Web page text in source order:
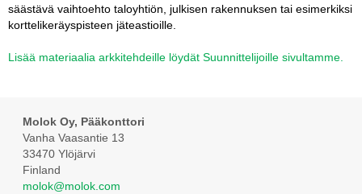
säästävä vaihtoehto taloyhtiön, julkisen rakennuksen tai esimerkiksi
korttelikeräyspisteen jäteastioille.
Lisää materiaalia arkkitehdeille löydät Suunnittelijoille sivultamme.
Molok Oy, Pääkonttori
Vanha Vaasantie 13
33470 Ylöjärvi
Finland
molok@molok.com